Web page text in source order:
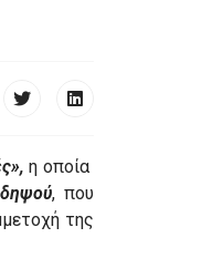
η οποία
, που
της